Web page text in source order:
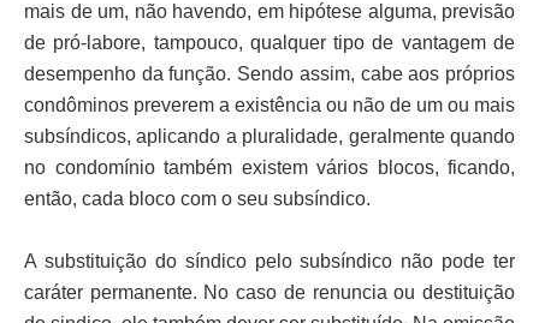
mais de um, não havendo, em hipótese alguma, previsão
de pró-labore, tampouco, qualquer tipo de vantagem de
desempenho da função. Sendo assim, cabe aos próprios
condôminos preverem a existência ou não de um ou mais
subsíndicos, aplicando a pluralidade, geralmente quando
no condomínio também existem vários blocos, ficando,
então, cada bloco com o seu subsíndico.
A substituição do síndico pelo subsíndico não pode ter
caráter permanente. No caso de renuncia ou destituição